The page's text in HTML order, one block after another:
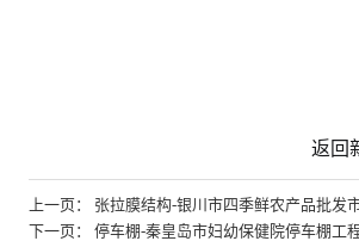
返回
上一页： 张拉膜结构-银川市四季鲜农产品批发
下一页： 停车棚-秦皇岛市妇幼保健院停车棚工